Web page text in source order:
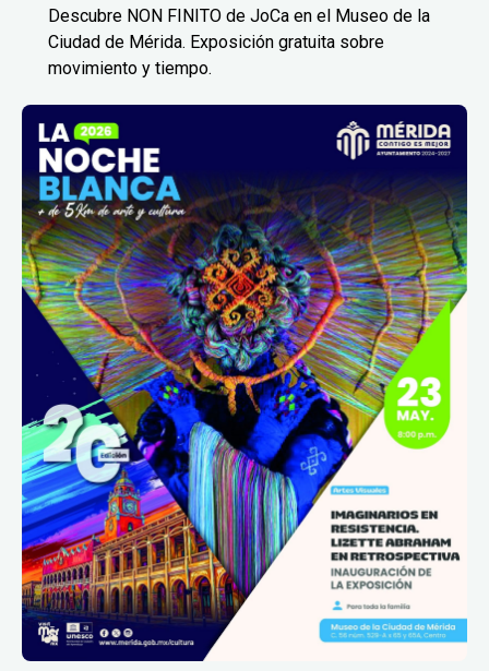
Descubre NON FINITO de JoCa en el Museo de la
Ciudad de Mérida. Exposición gratuita sobre
movimiento y tiempo.